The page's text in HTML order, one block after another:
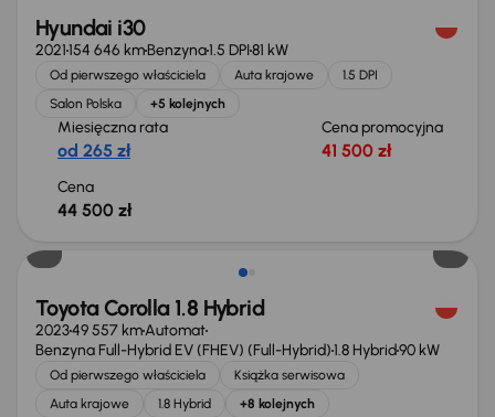
Hyundai i30
2021154 646 kmBenzyna1.5 DPI81 kW
Od pierwszego właściciela Auta krajowe
1.5 DPI
Salon Polska
+5 kolejnych
Miesięczna rata
od 265 zł
Cena promocyjna
41 500 zł
Cena
44 500 zł
Możliwość odliczenia VAT
Toyota Corolla 1.8 Hybrid
202349 557 kmAutomat
Benzyna Full-Hybrid EV (FHEV) (Full-Hybrid)1.8 Hybrid90 kW
Od pierwszego właściciela
Książka serwisowa
Auta krajowe
1.8 Hybrid +8 kolejnych